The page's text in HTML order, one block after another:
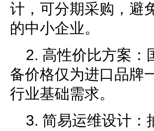
计，可分期采购，避
的中小企业。
2. 高性价比方案：
备价格仅为进口品牌
行业基础需求。
3. 简易运维设计：